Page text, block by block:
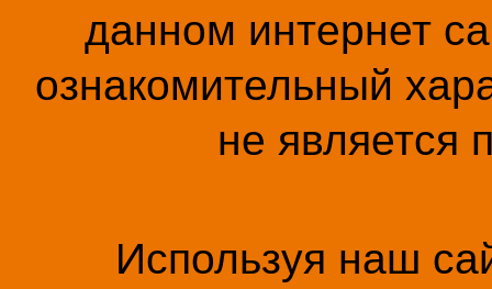
данном интернет
ознакомительный
не является
Используя наш